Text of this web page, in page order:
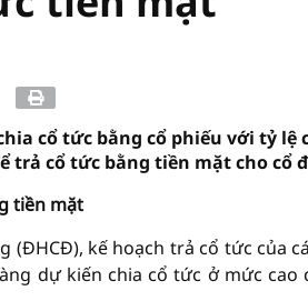
cổ tức bằng cổ phiếu với tỷ
trả cổ tức bằng tiền mặt cho cổ
tiền mặt
(ĐHCĐ), kế hoạch trả cổ tức của
dự kiến chia cổ tức ở mức